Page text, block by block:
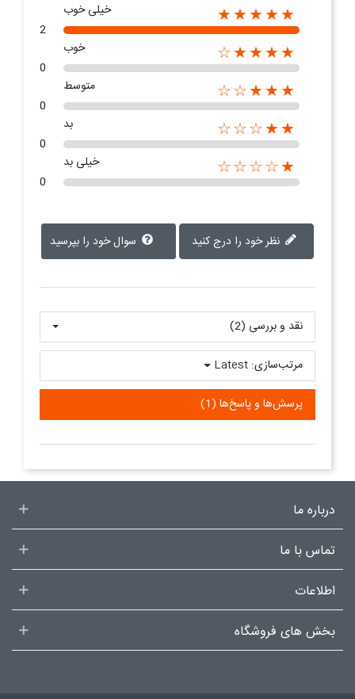
★★★★★
خیلی خوب
2
★★★★☆
خوب
0
★★★☆☆
متوسط
0
★★☆☆☆
بد
0
★☆☆☆☆
خیلی بد
0
سوال خود را بپرسید
نقد و بررسی‌‌ (2)
پرسش‌ها و پاسخ‌ها (1)
مرتب‌سازی: Latest
درباره ما
تماس با ما
اطلاعات
بخش های فروشگاه